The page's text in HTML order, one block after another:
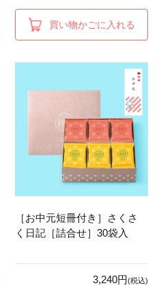
買い物かごに入れる
［お中元短冊付き］さくさ
く日記［詰合せ］30袋入
3,240円(税込)